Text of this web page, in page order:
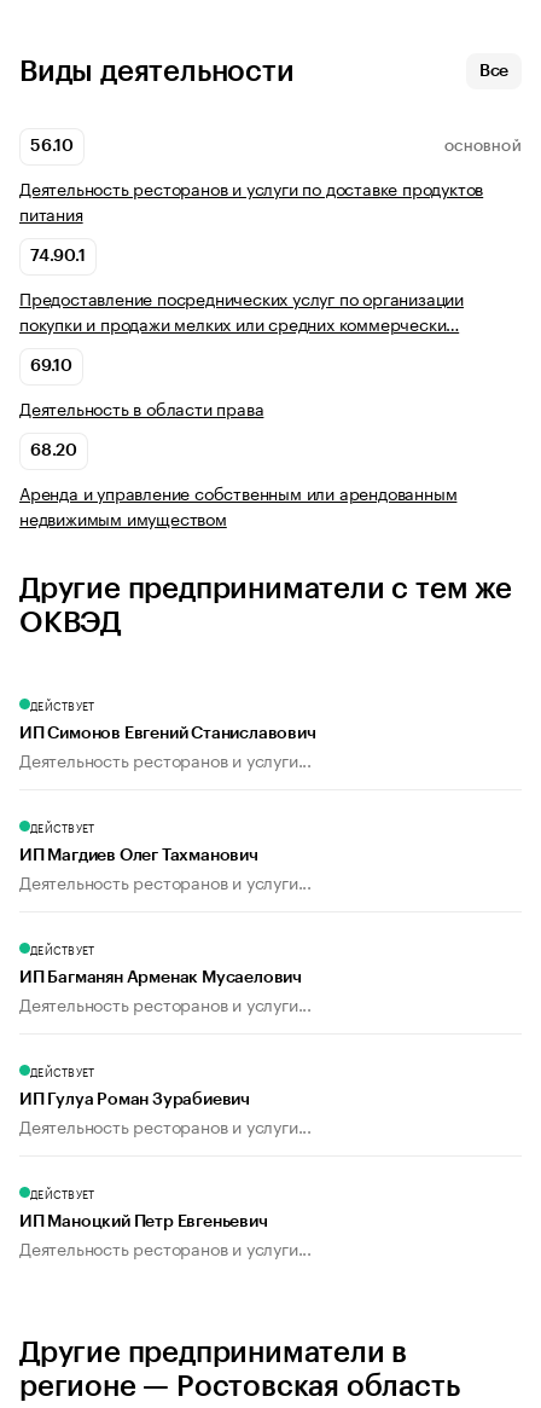
Виды деятельности Все
56.10 ОСНОВНОЙ
Деятельность ресторанов и услуги по доставке продуктов
питания
74.90.1
Предоставление посреднических услуг по организации
покупки и продажи мелких или средних коммерчески…
69.10
Деятельность в области права
68.20
Аренда и управление собственным или арендованным
недвижимым имуществом
Другие предприниматели с тем же
ОКВЭД
ДЕЙСТВУЕТ
ИП Симонов Евгений Станиславович
Деятельность ресторанов и услуги...
ДЕЙСТВУЕТ
ИП Магдиев Олег Тахманович
Деятельность ресторанов и услуги...
ДЕЙСТВУЕТ
ИП Багманян Арменак Мусаелович
Деятельность ресторанов и услуги...
ДЕЙСТВУЕТ
ИП Гулуа Роман Зурабиевич
Деятельность ресторанов и услуги...
ДЕЙСТВУЕТ
ИП Маноцкий Петр Евгеньевич
Деятельность ресторанов и услуги...
Другие предприниматели в
регионе — Ростовская область